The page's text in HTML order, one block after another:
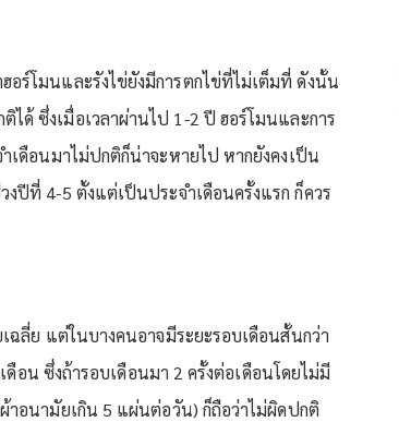
อร์โมนและรังไข่ยังมีการตกไข่ที่ไม่เต็มที่ ดังนั้น
ได้ ซึ่งเมื่อเวลาผ่านไป 1-2 ปี ฮอร์โมนและการ
เดือนมาไม่ปกติก็น่าจะหายไป หากยังคงเป็น
ปีที่ 4-5 ตั้งแต่เป็นประจำเดือนครั้งแรก ก็ควร
ลี่ย แต่ในบางคนอาจมีระยะรอบเดือนสั้นกว่า
อน ซึ่งถ้ารอบเดือนมา 2 ครั้งต่อเดือนโดยไม่มี
าอนามัยเกิน 5 แผ่นต่อวัน) ก็ถือว่าไม่ผิดปกติ